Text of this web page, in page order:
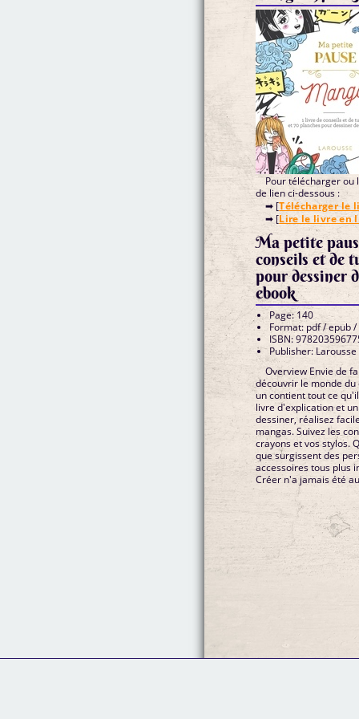
Pour télécharger ou
de lien ci-dessous :
➡ [Télécharger le
➡ [Lire le livre en
Ma petite
conseils et de
pour dessiner
ebook
Page: 140
Format: pdf / epub
ISBN:
Publisher: Larousse
Overview Envie de
découvrir le monde du
un contient tout ce
livre d'explication et
dessiner, réalisez
mangas. Suivez les
crayons et vos stylos.
que surgissent des
accessoires tous plus
Créer n'a jamais été